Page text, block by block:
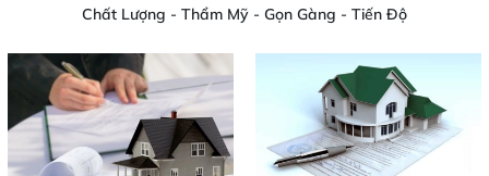
Chất Lượng - Thẩm Mỹ - Gọn Gàng - Tiến Độ